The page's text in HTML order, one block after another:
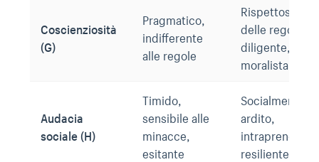
Coscienziosità
(G)
Pragmatico,
indifferente
alle regole
Rispettoso
delle regole,
diligente,
moralista
Audacia
sociale (H)
Timido,
sensibile alle
minacce,
esitante
Socialmente
ardito,
resiliente